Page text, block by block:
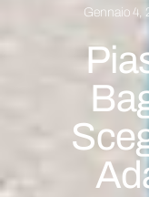
Gennaio 4,